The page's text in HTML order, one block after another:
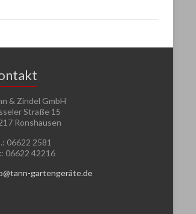
& Zindel GmbH
Straße 15
Ronshausen
06622 2581
06622 42216
gartengeräte.de